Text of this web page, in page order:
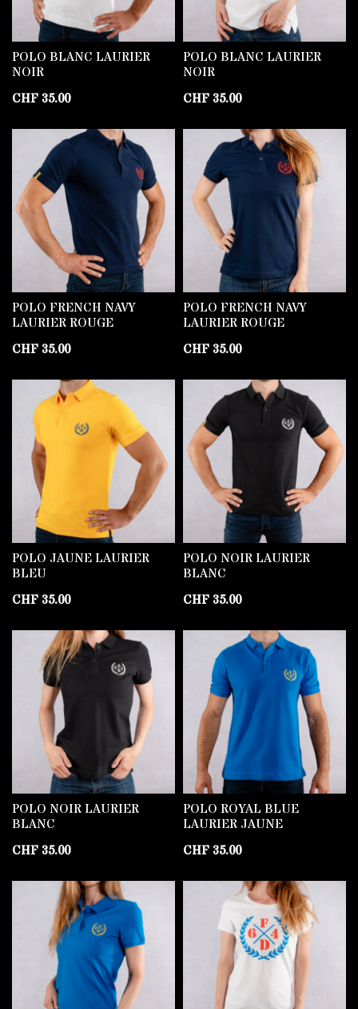
POLO BLANC LAURIER
NOIR
CHF 35.00
POLO BLANC LAURIER
NOIR
CHF 35.00
POLO FRENCH NAVY
LAURIER ROUGE
CHF 35.00
POLO FRENCH NAVY
LAURIER ROUGE
CHF 35.00
POLO JAUNE LAURIER
BLEU
CHF 35.00
POLO NOIR LAURIER
BLANC
CHF 35.00
POLO NOIR LAURIER
BLANC
CHF 35.00
POLO ROYAL BLUE
LAURIER JAUNE
CHF 35.00